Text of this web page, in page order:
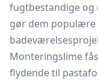
fugtbestandige
gør dem
Monteringslime
flydende til